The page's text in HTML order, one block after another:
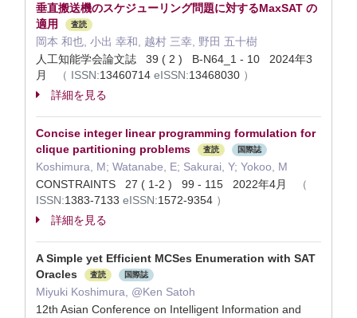
垂直搬送機のスケジューリング問題に対するMaxSAT の
適用
査読
岡本 和也, 小出 幸和, 越村 三幸, 野田 五十樹
人工知能学会論文誌 39 ( 2 ) B-N64_1 - 10 2024年3
月
（ ISSN:13460714 eISSN:13468030 ）
詳細を見る
Concise integer linear programming formulation for
clique partitioning problems
査読 国際誌
Koshimura, M; Watanabe, E; Sakurai, Y; Yokoo, M
CONSTRAINTS 27 ( 1-2 ) 99 - 115 2022年4月
（
ISSN:1383-7133 eISSN:1572-9354 ）
詳細を見る
A Simple yet Efficient MCSes Enumeration with SAT
Oracles
査読 国際誌
Miyuki Koshimura, @Ken Satoh
12th Asian Conference on Intelligent Information and